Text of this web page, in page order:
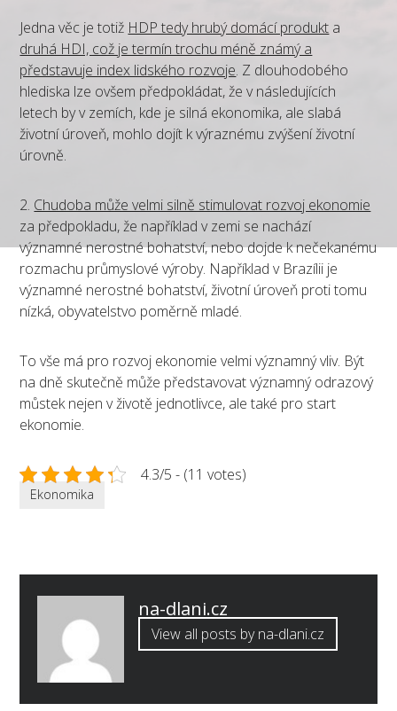
Jedna věc je totiž HDP tedy hrubý domácí produkt a
druhá HDI, což je termín trochu méně známý a
představuje index lidského rozvoje. Z dlouhodobého
hlediska lze ovšem předpokládat, že v následujících
letech by v zemích, kde je silná ekonomika, ale slabá
životní úroveň, mohlo dojít k výraznému zvýšení životní
úrovně.
2. Chudoba může velmi silně stimulovat rozvoj ekonomie
za předpokladu, že například v zemi se nachází
významné nerostné bohatství, nebo dojde k nečekanému
rozmachu průmyslové výroby. Například v Brazílii je
významné nerostné bohatství, životní úroveň proti tomu
nízká, obyvatelstvo poměrně mladé.
To vše má pro rozvoj ekonomie velmi významný vliv. Být
na dně skutečně může představovat významný odrazový
můstek nejen v životě jednotlivce, ale také pro start
ekonomie.
4.3/5 - (11 votes)
Ekonomika
Published
by
na-dlani.cz
View all posts by na-dlani.cz